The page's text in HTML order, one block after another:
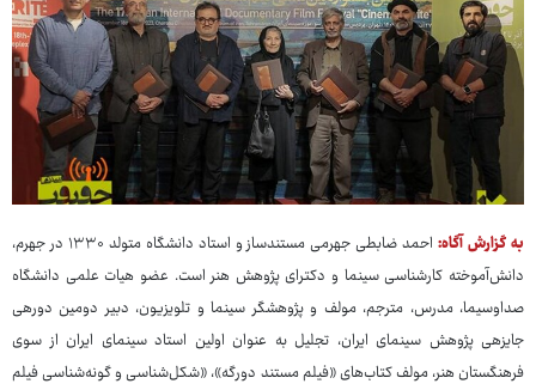
به گزارش آگاه:
احمد ضابطی جهرمی مستندساز و استاد دانشگاه متولد ۱۳۳۰ در جهرم،
دانش‌آموخته کارشناسی سینما و دکترای پژوهش هنر است. عضو هیات علمی دانشگاه
صداوسیما، مدرس، مترجم، مولف و پژوهشگر سینما و تلویزیون، دبیر دومین دورهی
جایزهی پژوهش سینمای ایران، تجلیل به عنوان اولین استاد سینمای ایران از سوی
فرهنگستان هنر، مولف کتاب‌های «فیلم مستند دورگه»، «شکل‌شناسی و گونه‌شناسی فیلم